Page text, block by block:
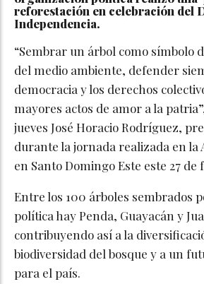
reforestación en celebración del
Independencia.
“Sembrar un árbol como símbolo
del medio ambiente, defender
democracia y los derechos
mayores actos de amor a la
jueves José Horacio Rodríguez,
durante la jornada realizada en la
en Santo Domingo Este este 27 de
Entre los 100 árboles sembrados
política hay Penda, Guayacán y
contribuyendo así a la
biodiversidad del bosque y a un
para el país.